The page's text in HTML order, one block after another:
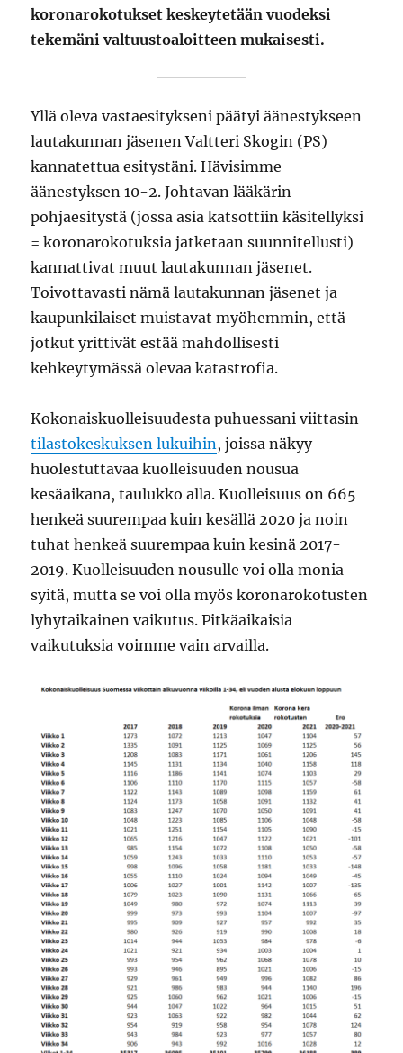
koronarokotukset keskeytetään vuodeksi
tekemäni valtuustoaloitteen mukaisesti.
Yllä oleva vastaesitykseni päätyi äänestykseen
lautakunnan jäsenen Valtteri Skogin (PS)
kannatettua esitystäni. Hävisimme
äänestyksen 10-2. Johtavan lääkärin
pohjaesitystä (jossa asia katsottiin käsitellyksi
= koronarokotuksia jatketaan suunnitellusti)
kannattivat muut lautakunnan jäsenet.
Toivottavasti nämä lautakunnan jäsenet ja
kaupunkilaiset muistavat myöhemmin, että
jotkut yrittivät estää mahdollisesti
kehkeytymässä olevaa katastrofia.
Kokonaiskuolleisuudesta puhuessani viittasin
tilastokeskuksen lukuihin, joissa näkyy
huolestuttavaa kuolleisuuden nousua
kesäaikana, taulukko alla. Kuolleisuus on 665
henkeä suurempaa kuin kesällä 2020 ja noin
tuhat henkeä suurempaa kuin kesinä 2017-
2019. Kuolleisuuden nousulle voi olla monia
syitä, mutta se voi olla myös koronarokotusten
lyhytaikainen vaikutus. Pitkäaikaisia
vaikutuksia voimme vain arvailla.